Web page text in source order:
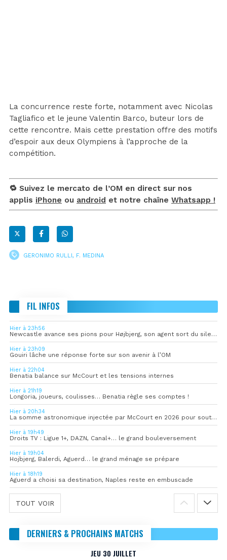
La concurrence reste forte, notamment avec Nicolas
Tagliafico et le jeune Valentin Barco, buteur lors de
cette rencontre. Mais cette prestation offre des motifs
d’espoir aux deux Olympiens à l’approche de la
compétition.
🔁 Suivez le mercato de l’OM en direct sur nos
applis iPhone ou android et notre chaîne Whatsapp !
GERONIMO RULLI, F. MEDINA
FIL INFOS
Hier à 23h56
Newcastle avance ses pions pour Højbjerg, son agent sort du silence
Hier à 23h09
Gouiri lâche une réponse forte sur son avenir à l’OM
Hier à 22h04
Benatia balance sur McCourt et les tensions internes
Hier à 21h19
Longoria, joueurs, coulisses… Benatia règle ses comptes !
Hier à 20h34
La somme astronomique injectée par McCourt en 2026 pour soutenir l’OM
Hier à 19h49
Droits TV : Ligue 1+, DAZN, Canal+… le grand bouleversement
Hier à 19h04
Hojbjerg, Balerdi, Aguerd… le grand ménage se prépare
Hier à 18h19
Aguerd a choisi sa destination, Naples reste en embuscade
TOUT VOIR
DERNIERS & PROCHAINS MATCHS
JEU 30 JUILLET